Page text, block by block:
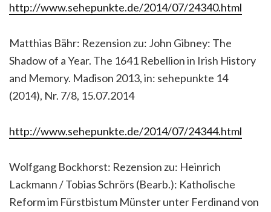
http://www.sehepunkte.de/2014/07/24340.html
Matthias Bähr: Rezension zu: John Gibney: The
Shadow of a Year. The 1641 Rebellion in Irish History
and Memory. Madison 2013, in: sehepunkte 14
(2014), Nr. 7/8, 15.07.2014
http://www.sehepunkte.de/2014/07/24344.html
Wolfgang Bockhorst: Rezension zu: Heinrich
Lackmann / Tobias Schrörs (Bearb.): Katholische
Reform im Fürstbistum Münster unter Ferdinand von